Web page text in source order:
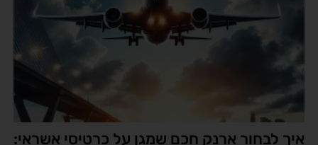
איך לבחור ארנק חכם שמגן על כרטיסי אשראי: